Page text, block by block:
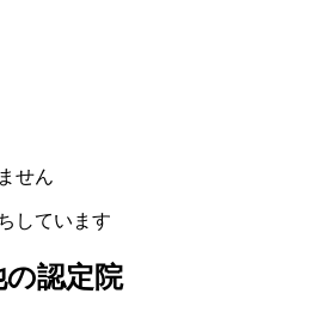
せん
しています
の認定院